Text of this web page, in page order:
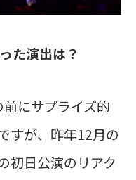
た演出は？
にサプライズ的
すが、昨年12月の
初日公演のリアク